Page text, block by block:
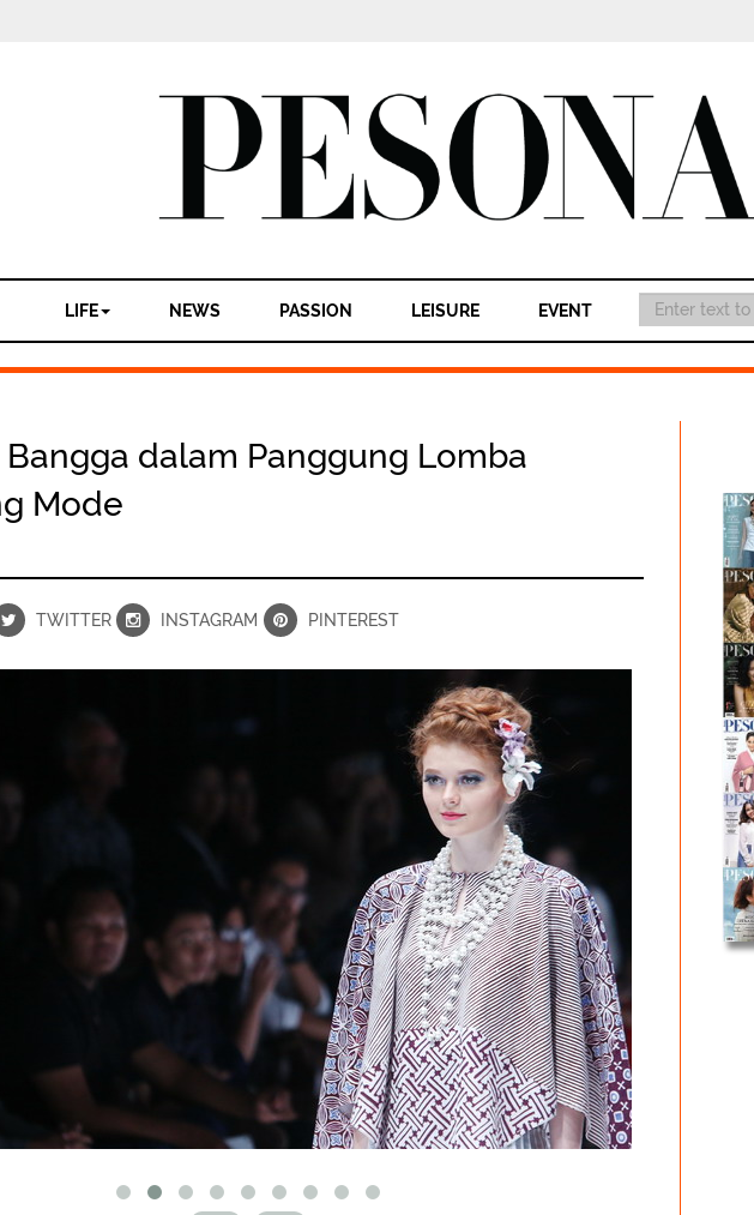
LIFE NEWS PASSION LEISURE EVENT
dalam Panggung Lomba
Mode
TWITTER INSTAGRAM PINTEREST